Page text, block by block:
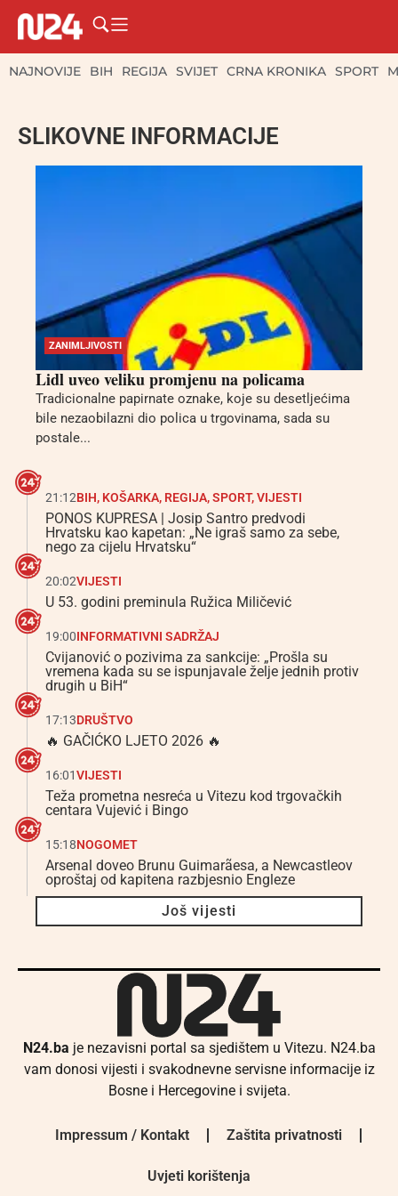
NAJNOVIJE BIH REGIJA SVIJET CRNA KRONIKA SPORT
SLIKOVNE INFORMACIJE
ZANIMLJIVOSTI
Lidl uveo veliku promjenu na policama
Tradicionalne papirnate oznake, koje su desetljećima
bile nezaobilazni dio polica u trgovinama, sada su
postale...
21:12BIH, KOŠARKA, REGIJA,SPORT,VIJESTI
PONOS KUPRESA | Josip Santro predvodi
Hrvatsku kao kapetan: „Ne igraš samo za sebe,
nego za cijelu Hrvatsku“
20:02VIJESTI
U 53. godini preminula Ružica Miličević
19:00INFORMATIVNI SADRŽAJ
Cvijanović o pozivima za sankcije: „Prošla su
vremena kada su se ispunjavale želje jednih protiv
drugih u BiH“
17:13DRUŠTVO
🔥 GAČIĆKO LJETO 2026 🔥
16:01VIJESTI
Teža prometna nesreća u Vitezu kod trgovačkih
centara Vujević i Bingo
15:18NOGOMET
Arsenal doveo Brunu Guimarãesa, a Newcastleov
oproštaj od kapitena razbjesnio Engleze
Još vijesti
N24.ba je nezavisni portal sa sjedištem u Vitezu. N24.ba
vam donosi vijesti i svakodnevne servisne informacije iz
Bosne i Hercegovine i svijeta.
Impressum / Kontakt Zaštita privatnosti
Uvjeti korištenja